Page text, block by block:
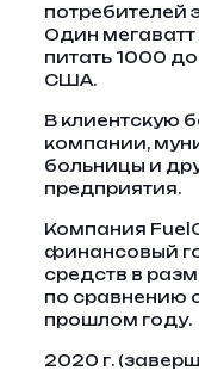
потребителей
Один
питать 1000
США.
В клиентскую
компании,
больницы и
предприятия.
Компания
финансовый
средств в
по сравнению
прошлом году.
2020 г.